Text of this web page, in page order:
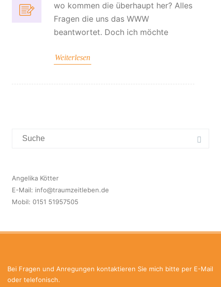
wo kommen die überhaupt her? Alles
Fragen die uns das WWW
beantwortet. Doch ich möchte
Weiterlesen
für:
Angelika Kötter
E-Mail: info@traumzeitleben.de
Mobil: 0151 51957505
Bei Fragen und Anregungen kontaktieren Sie mich bitte per E-Mail
oder telefonisch.